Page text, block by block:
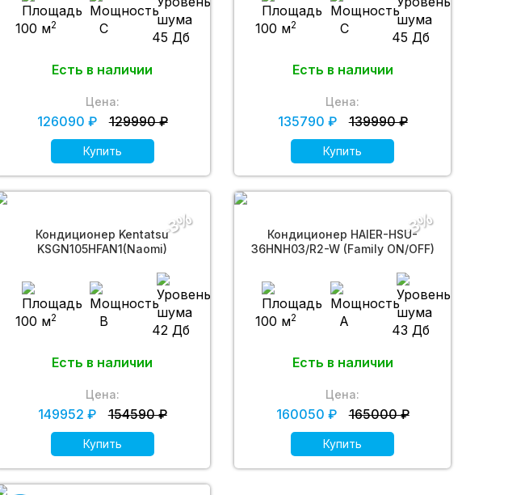
100 м2 C
45 Дб
Есть в наличии
Цена:
126090 ₽ 129990 ₽
Купить
100 м2 C
45 Дб
Есть в наличии
Цена:
135790 ₽ 139990 ₽
Купить
Кондиционер Kentatsu
KSGN105HFAN1(Naomi)
100 м2 B
42 Дб
Есть в наличии
-3%
Цена:
149952 ₽ 154590 ₽
Купить
Кондиционер HAIER-HSU-
36HNH03/R2-W (Family ON/OFF)
100 м2 A
43 Дб
Есть в наличии
-3%
Цена:
160050 ₽ 165000 ₽
Купить